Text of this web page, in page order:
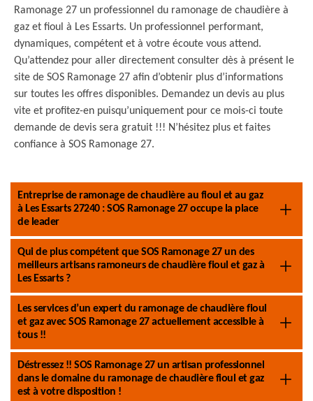
Ramonage 27 un professionnel du ramonage de chaudière à
gaz et fioul à Les Essarts. Un professionnel performant,
dynamiques, compétent et à votre écoute vous attend.
Qu’attendez pour aller directement consulter dès à présent le
site de SOS Ramonage 27 afin d’obtenir plus d’informations
sur toutes les offres disponibles. Demandez un devis au plus
vite et profitez-en puisqu’uniquement pour ce mois-ci toute
demande de devis sera gratuit !!! N’hésitez plus et faites
confiance à SOS Ramonage 27.
Entreprise de ramonage de chaudière au fioul et au gaz
à Les Essarts 27240 : SOS Ramonage 27 occupe la place
de leader
Qui de plus compétent que SOS Ramonage 27 un des
meilleurs artisans ramoneurs de chaudière fioul et gaz à
Les Essarts ?
Les services d’un expert du ramonage de chaudière fioul
et gaz avec SOS Ramonage 27 actuellement accessible à
tous !!
Déstressez !! SOS Ramonage 27 un artisan professionnel
dans le domaine du ramonage de chaudière fioul et gaz
est à votre disposition !